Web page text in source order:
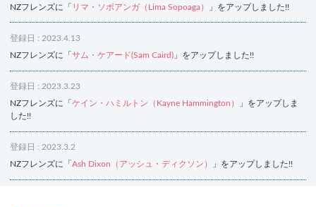
NZフレンズに「 リマ・ソポアンガ（Lima Sopoaga） 」をアップしました!!
登録日 : 2023.4.13
NZフレンズに「 サム・ケアード(Sam Caird) 」をアップしました!!
登録日 : 2023.3.23
NZフレンズに「 ケイン・ハミルトン（Kayne Hammington）
」をアップしま
した!!
登録日 : 2023.3.2
NZフレンズに「 Ash Dixon（アッシュ・ディクソン） 」をアップしました!!